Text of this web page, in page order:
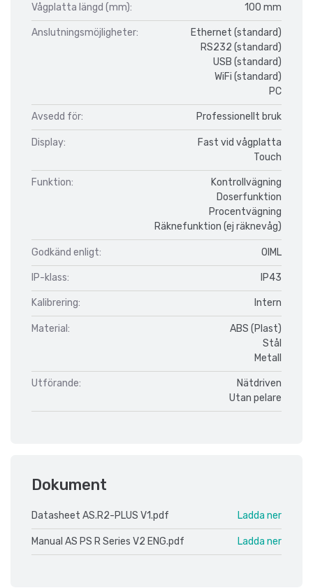
Vågplatta längd (mm): 100 mm
Anslutningsmöjligheter:
Ethernet (standard)
RS232 (standard)
USB (standard)
WiFi (standard)
PC
Avsedd för: Professionellt bruk
Display:
Fast vid vågplatta
Touch
Funktion:
Kontrollvägning
Doserfunktion
Procentvägning
Räknefunktion (ej räknevåg)
Godkänd enligt: OIML
IP-klass: IP43
Kalibrering: Intern
Material:
ABS (Plast)
Stål
Metall
Utförande:
Nätdriven
Utan pelare
Dokument
Datasheet AS.R2-PLUS V1.pdf Ladda ner
Manual AS PS R Series V2 ENG.pdf Ladda ner